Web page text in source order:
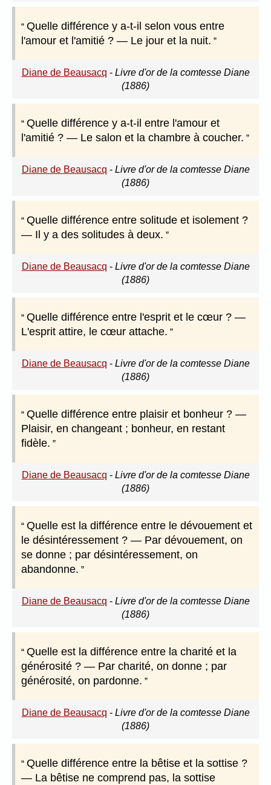
Quelle différence y a-t-il selon vous entre
l'amour et l'amitié ? — Le jour et la nuit.
Diane de Beausacq - Livre d'or de la comtesse Diane
(1886)
Quelle différence y a-t-il entre l'amour et
l'amitié ? — Le salon et la chambre à coucher.
Diane de Beausacq - Livre d'or de la comtesse Diane
(1886)
Quelle différence entre solitude et isolement ?
— Il y a des solitudes à deux.
Diane de Beausacq - Livre d'or de la comtesse Diane
(1886)
Quelle différence entre l'esprit et le cœur ? —
L'esprit attire, le cœur attache.
Diane de Beausacq - Livre d'or de la comtesse Diane
(1886)
Quelle différence entre plaisir et bonheur ? —
Plaisir, en changeant ; bonheur, en restant
fidèle.
Diane de Beausacq - Livre d'or de la comtesse Diane
(1886)
Quelle est la différence entre le dévouement et
le désintéressement ? — Par dévouement, on
se donne ; par désintéressement, on
abandonne.
Diane de Beausacq - Livre d'or de la comtesse Diane
(1886)
Quelle est la différence entre la charité et la
générosité ? — Par charité, on donne ; par
générosité, on pardonne.
Diane de Beausacq - Livre d'or de la comtesse Diane
(1886)
Quelle différence entre la bêtise et la sottise ?
— La bêtise ne comprend pas, la sottise